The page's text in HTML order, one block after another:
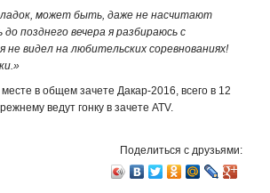
может быть, даже не насчитают
позднего вечера я разбираюсь с
видел на любительских соревнованиях!
в общем зачете Дакар-2016, всего в 12
ведут гонку в зачете ATV.
Поделиться с друзьями: